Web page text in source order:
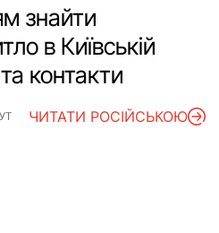
Війна
Освіта
Медицина
Історія
знайти
в Київській
контакти
ЧИТАТИ РОСІЙСЬКОЮ